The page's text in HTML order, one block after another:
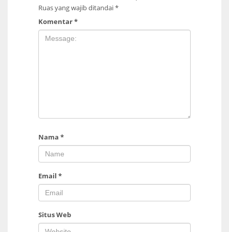
Ruas yang wajib ditandai*
Komentar*
Nama *
Email *
Situs Web